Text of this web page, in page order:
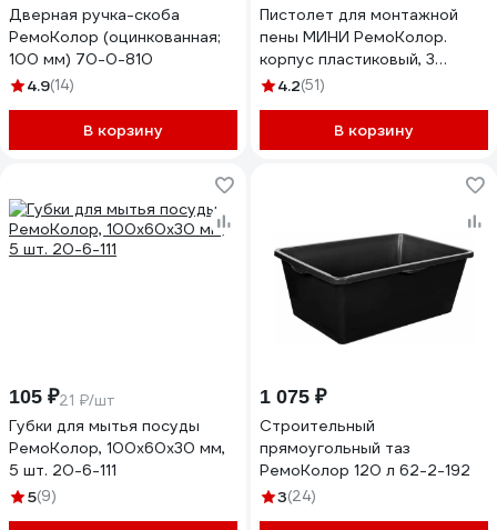
Дверная ручка-скоба
РемоКолор (оцинкованная;
100 мм) 70-0-810
4.9(14)
В корзину
Пистолет для монтажной
пены МИНИ РемоКолор.
корпус пластиковый, 3
сменные трубочки, 3
шт./ 23-7-006
4.2(51)
В корзину
105 ₽21 ₽/шт
Губки для мытья посуды
РемоКолор, 100x60x30 мм,
5 шт. 20-6-111
5(9)
1 075 ₽
Строительный
прямоугольный таз
РемоКолор 120 л 62-2-192
3(24)